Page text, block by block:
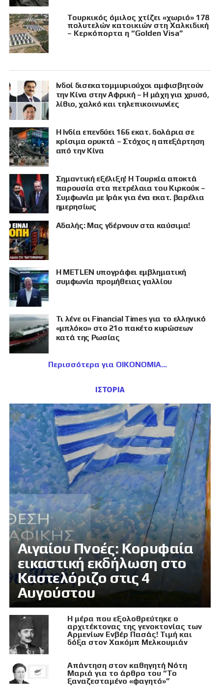
Τουρκικός όμιλος χτίζει «χωριό» 178
πολυτελών κατοικιών στη Χαλκιδική
– Κερκόπορτα η “Golden Visa”
Ινδοί δισεκατομμυριούχοι αμφισβητούν
την Κίνα στην Αφρική – Η μάχη για χρυσό,
λίθιο, χαλκό και τηλεπικοινωνίες
Η Ινδία επενδύει 166 εκατ. δολάρια σε
κρίσιμα ορυκτά – Στόχος η απεξάρτηση
από την Κίνα
Σημαντική εξέλιξη! Η Τουρκία αποκτά
παρουσία στα πετρέλαια του Κιρκούκ –
Συμφωνία με Ιράκ για ένα εκατ. βαρέλια
ημερησίως
Αδαλής: Μας γδέρνουν στα καύσιμα!
Η METLEN υπογράφει εμβληματική
συμφωνία προμήθειας γαλλίου
Τι λένε οι Financial Times για το ελληνικό
«μπλόκο» στο 21ο πακέτο κυρώσεων
κατά της Ρωσίας
Περισσότερα για ΟΙΚΟΝΟΜΙΑ
ΙΣΤΟΡΙΑ
Αιγαίου Πνοές: Κορυφαία
εικαστική εκδήλωση στο
Καστελόριζο στις 4
Αυγούστου
Η μέρα που εξολοθρεύτηκε ο
αρχιτέκτονας της γενοκτονίας των
Αρμενίων Ενβέρ Πασάς! Τιμή και
δόξα στον Χακόμπ Μελκουμιάν
Απάντηση στον καθηγητή Νότη
Μαριά για το άρθρο του “Το
ξαναζεσταμένο «φαγητό»”